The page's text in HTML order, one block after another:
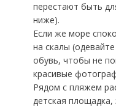
перестают быть
ниже).
Если же море
на скалы
обувь, чтобы не
красивые
Рядом с пляжем
детская площадка,